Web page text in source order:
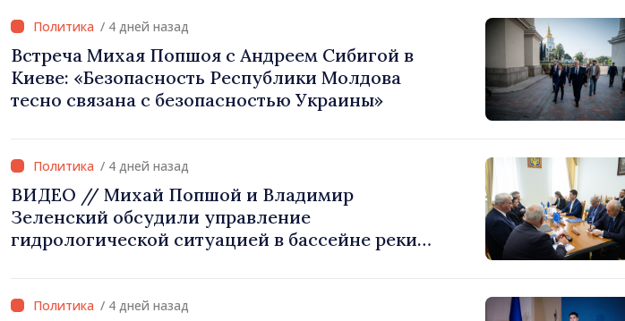
/ 4 дней назад
Встреча Михая Попшоя с Андреем Сибигой в
Киеве: «Безопасность Республики Молдова
тесно связана с безопасностью Украины»
/ 4 дней назад
ВИДЕО // Михай Попшой и Владимир
Зеленский обсудили управление
гидрологической ситуацией в бассейне реки
/ 4 дней назад